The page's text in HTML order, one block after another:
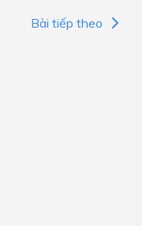
Bài tiếp theo